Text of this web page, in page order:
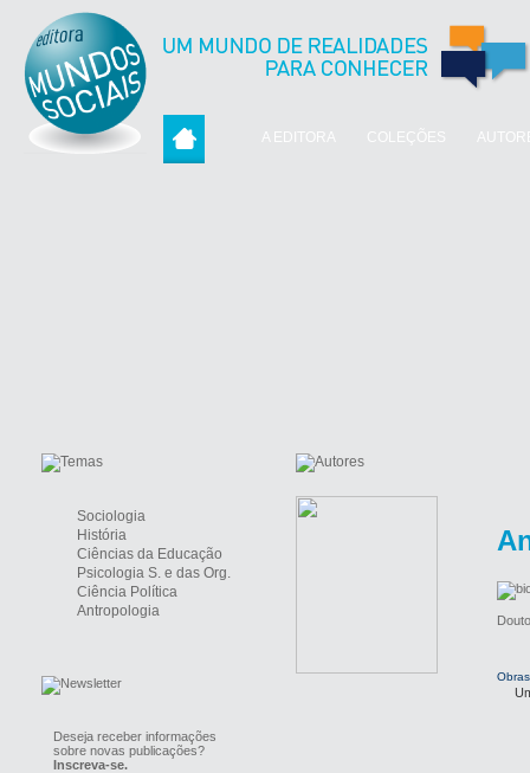
A EDITORA COLEÇÕES
Sociologia
História
Ciências da Educação
Psicologia S. e das Org.
Ciência Política
Antropologia
Deseja receber informações
sobre novas publicações?
Inscreva-se.